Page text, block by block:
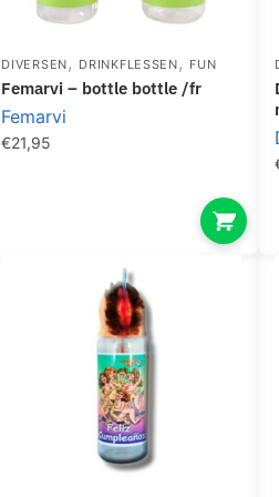
DIVERSEN, DRINKFLESSEN, FUN
femarvi – bottle bottle /fr
Femarvi
€21,95